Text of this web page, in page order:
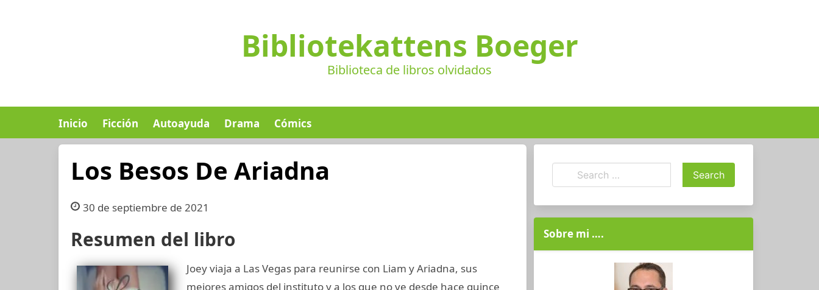
Bibliotekattens Boeger
Biblioteca de libros olvidados
Inicio Ficción Autoayuda Drama Cómics
Los Besos De Ariadna
30 de septiembre de 2021
Resumen del libro
Joey viaja a Las Vegas para reunirse con Liam y Ariadna, sus
mejores amigos del instituto y a los que no ve desde hace quince
Sobre mi ….